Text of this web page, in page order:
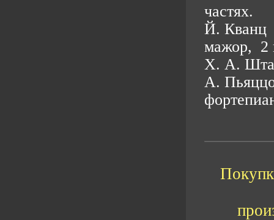
частях.
Й. Кванц
мажор, 2
Х. А.
А.